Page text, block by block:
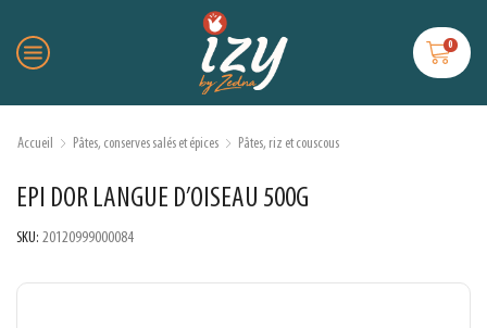
0
Accueil Pâtes, conserves salés et épices Pâtes, riz et couscous
EPI DOR LANGUE D’OISEAU 500G
SKU: 20120999000084